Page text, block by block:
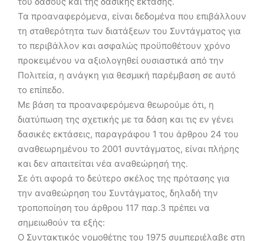
Τα προαναφερόμενα, είναι δεδομένα που επιβάλλουν
τη σταθερότητα των διατάξεων του Συντάγματος για
το περιβάλλον και ασφαλώς προϋποθέτουν χρόνο
προκειμένου να αξιολογηθεί ουσιαστικά από την
Πολιτεία, η ανάγκη για θεσμική παρέμβαση σε αυτό
το επίπεδο.
Με βάση τα προαναφερόμενα θεωρούμε ότι, η
διατύπωση της σχετικής με τα δάση και τις εν γένει
δασικές εκτάσεις, παραγράφου 1 του άρθρου 24 του
αναθεωρημένου το 2001 συντάγματος, είναι πλήρης
και δεν απαιτείται νέα αναθεώρησή της.
Σε ότι αφορά το δεύτερο σκέλος της πρότασης για
την αναθεώρηση του Συντάγματος, δηλαδή την
τροποποίηση του άρθρου 117 παρ.3 πρέπει να
σημειωθούν τα εξής:
Ο Συντακτικός νομοθέτης του 1975 συμπεριέλαβε στη